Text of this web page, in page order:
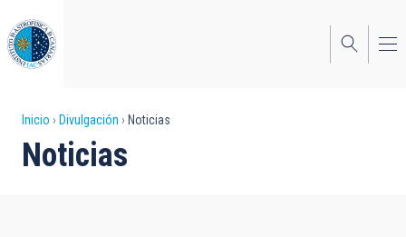
al
contenido
principal
Sobrescribir
enlaces
Inicio Divulgación Noticias
Noticias